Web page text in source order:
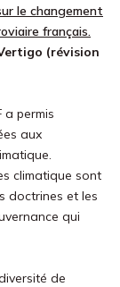
le changement
français.
(révision
a permis
aux
climatique sont
doctrines et les
qui
de